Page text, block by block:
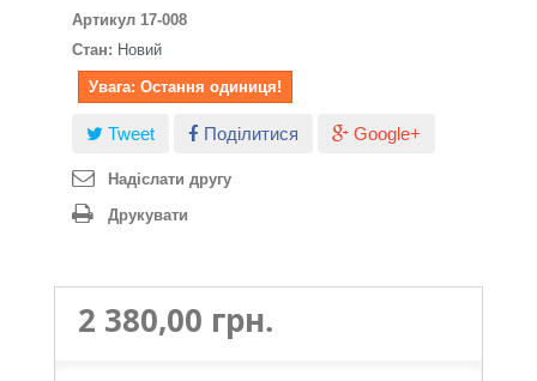
Артикул 17-008
Стан: Новий
Увага: Остання одиниця!
Tweet Поділитися Google+
Надіслати другу
Друкувати
2 380,00 грн.